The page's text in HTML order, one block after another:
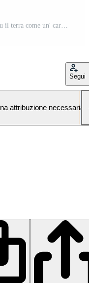
Segui
attribuzione necessaria